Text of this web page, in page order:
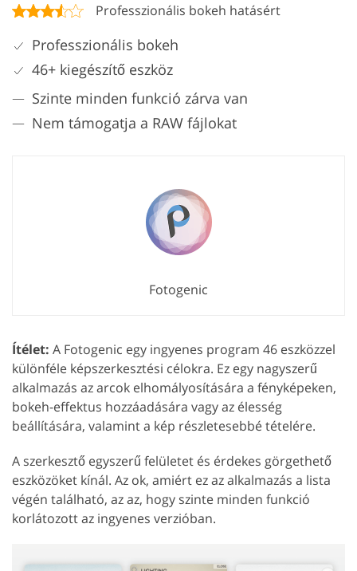
Professzionális bokeh hatásért
Professzionális bokeh
46+ kiegészítő eszköz
Szinte minden funkció zárva van
Nem támogatja a RAW fájlokat
Fotogenic
Ítélet: A Fotogenic egy ingyenes program 46 eszközzel
különféle képszerkesztési célokra. Ez egy nagyszerű
alkalmazás az arcok elhomályosítására a fényképeken,
bokeh-effektus hozzáadására vagy az élesség
beállítására, valamint a kép részletesebbé tételére.
A szerkesztő egyszerű felületet és érdekes görgethető
eszközöket kínál. Az ok, amiért ez az alkalmazás a lista
végén található, az az, hogy szinte minden funkció
korlátozott az ingyenes verzióban.